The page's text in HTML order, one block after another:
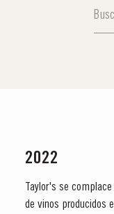
2022
Taylor's se
de vinos producidos